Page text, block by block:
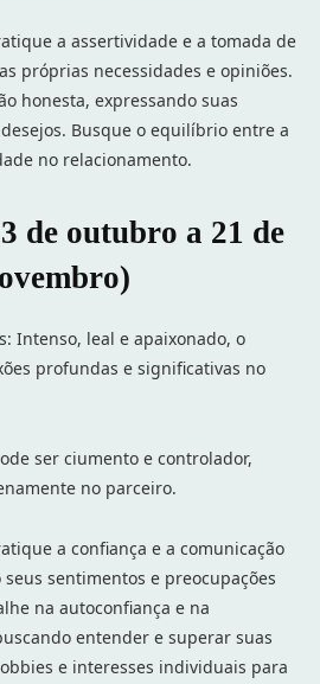
a assertividade e a tomada de
próprias necessidades e opiniões.
honesta, expressando suas
Busque o equilíbrio entre a
no relacionamento.
de outubro a 21 de
Intenso, leal e apaixonado, o
profundas e significativas no
ser ciumento e controlador,
no parceiro.
a confiança e a comunicação
sentimentos e preocupações
na autoconfiança e na
entender e superar suas
e interesses individuais para